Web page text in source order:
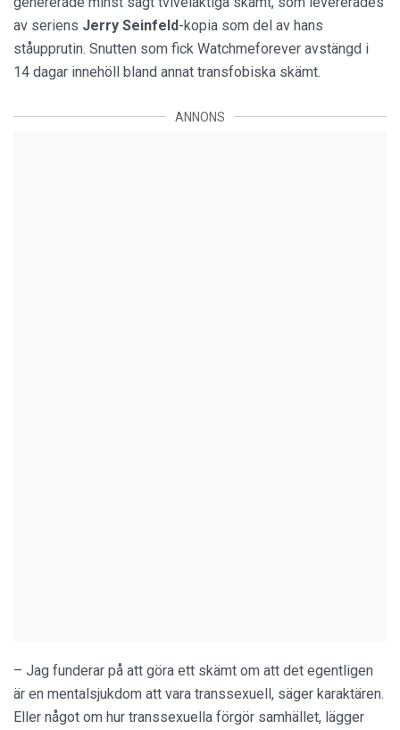
av seriens Jerry Seinfeld-kopia som del av hans
ståupprutin. Snutten som fick Watchmeforever avstängd i
14 dagar innehöll bland annat transfobiska skämt.
ANNONS
– Jag funderar på att göra ett skämt om att det egentligen
är en mentalsjukdom att vara transsexuell, säger karaktären.
Eller något om hur transsexuella förgör samhället, lägger